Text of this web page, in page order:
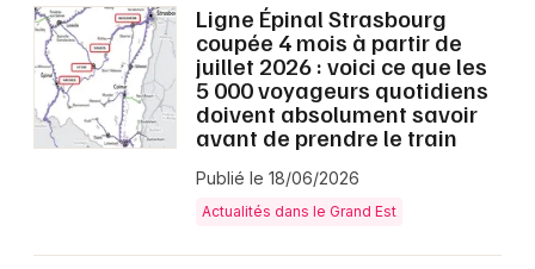
Ligne Épinal Strasbourg
coupée 4 mois à partir de
juillet 2026 : voici ce que les
5 000 voyageurs quotidiens
doivent absolument savoir
avant de prendre le train
Publié le 18/06/2026
Actualités dans le Grand Est